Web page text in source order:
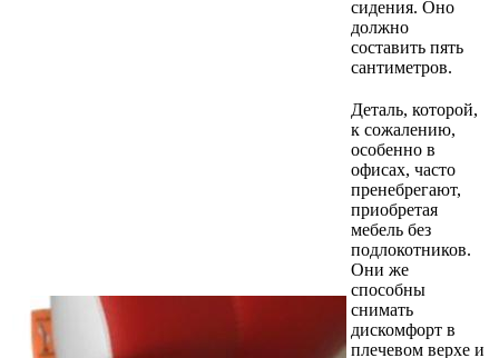
сидения. Оно
должно
составить пять
сантиметров.
Деталь, которой,
к сожалению,
особенно в
офисах, часто
пренебрегают,
приобретая
мебель без
подлокотников.
Они же
способны
снимать
дискомфорт в
плечевом верхе и